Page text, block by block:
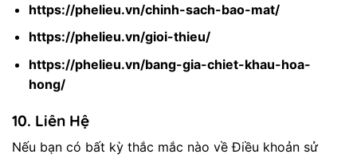
https://phelieu.vn/chinh-sach-bao-mat/
https://phelieu.vn/gioi-thieu/
https://phelieu.vn/bang-gia-chiet-khau-hoa-
hong/
10. Liên Hệ
Nếu bạn có bất kỳ thắc mắc nào về Điều khoản sử